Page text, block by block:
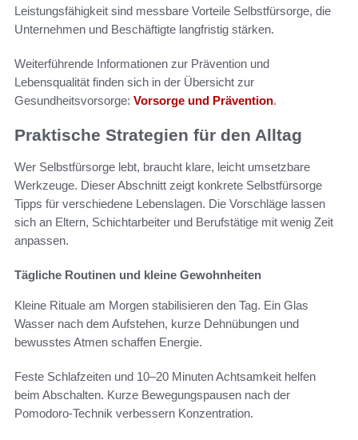
Leistungsfähigkeit sind messbare Vorteile Selbstfürsorge, die
Unternehmen und Beschäftigte langfristig stärken.
Weiterführende Informationen zur Prävention und
Lebensqualität finden sich in der Übersicht zur
Gesundheitsvorsorge: Vorsorge und Prävention.
Praktische Strategien für den Alltag
Wer Selbstfürsorge lebt, braucht klare, leicht umsetzbare
Werkzeuge. Dieser Abschnitt zeigt konkrete Selbstfürsorge
Tipps für verschiedene Lebenslagen. Die Vorschläge lassen
sich an Eltern, Schichtarbeiter und Berufstätige mit wenig Zeit
anpassen.
Tägliche Routinen und kleine Gewohnheiten
Kleine Rituale am Morgen stabilisieren den Tag. Ein Glas
Wasser nach dem Aufstehen, kurze Dehnübungen und
bewusstes Atmen schaffen Energie.
Feste Schlafzeiten und 10–20 Minuten Achtsamkeit helfen
beim Abschalten. Kurze Bewegungspausen nach der
Pomodoro-Technik verbessern Konzentration.